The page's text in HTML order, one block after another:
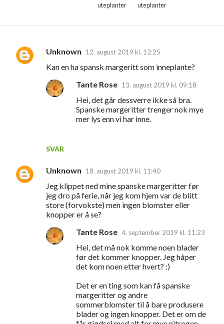
uteplanter uteplanter
K
r
e
Unknown 12. august 2019 kl. 12:25
Kan en ha spansk margeritt som inneplante?
SVAR
Tante Rose 13. august 2019 kl. 09:18
Hei, det går dessverre ikke så bra.
Spanske margeritter trenger nok mye
mer lys enn vi har inne.
Unknown 18. august 2019 kl. 11:40
Jeg klippet ned mine spanske margeritter før
jeg dro på ferie, når jeg kom hjem var de blitt
store (forvokste) men ingen blomster eller
knopper er å se?
Tante Rose 4. september 2019 kl. 11:23
Hei, det må nok komme noen blader
før det kommer knopper. Jeg håper
det kom noen etter hvert? :)
Det er en ting som kan få spanske
margeritter og andre
sommerblomster til å bare produsere
blader og ingen knopper. Det er om de